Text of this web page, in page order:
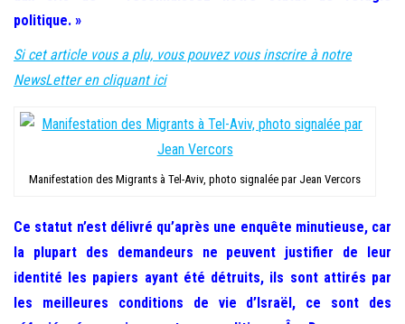
politique. »
Si cet article vous a plu, vous pouvez vous inscrire à notre
NewsLetter en cliquant ici
Manifestation des Migrants à Tel-Aviv, photo signalée par Jean Vercors
Ce statut n’est délivré qu’après une enquête minutieuse, car
la plupart des demandeurs ne peuvent justifier de leur
identité les papiers ayant été détruits, ils sont attirés par
les meilleures conditions de vie d’Israël, ce sont des